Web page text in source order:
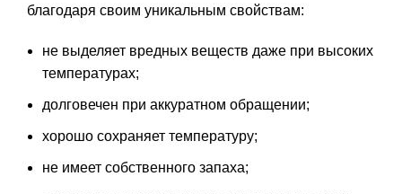
благодаря своим уникальным свойствам:
не выделяет вредных веществ даже при высоких
температурах;
долговечен при аккуратном обращении;
хорошо сохраняет температуру;
не имеет собственного запаха;